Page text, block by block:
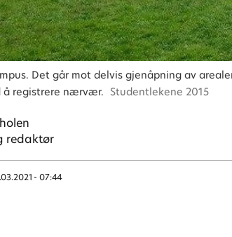
Det går mot delvis gjenåpning av
å registrere nærvær. Studentlekene 2015
redaktør
- 07:44